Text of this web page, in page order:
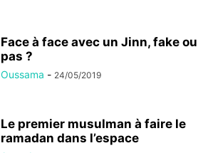
Face à face avec un Jinn, fake ou
pas ?
Oussama - 24/05/2019
Le premier musulman à faire le
ramadan dans l’espace